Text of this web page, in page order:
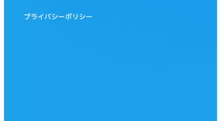
プライバシーポリシー